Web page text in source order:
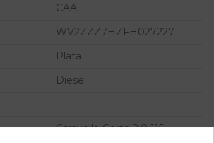
CAA
WV2ZZZ7HZFH027227
Plata
Diesel
Caravelle Corto 2.0 115